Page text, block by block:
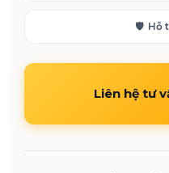
🛡️ Hỗ
Liên hệ tư